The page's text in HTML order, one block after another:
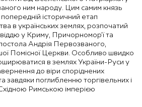
ним народу. Цим самим князь
історичний етап
в українських землях, розпочатий
у Криму, Причорномор’ї та
Андрія Первозваного,
Помісної Церкви. Особливо швидко
в землях України-Руси у
до віри споріднених
завдяки поглибленню торгівельних і
Східною Римською імперією